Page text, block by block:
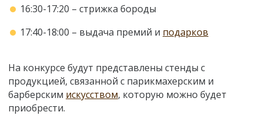
16:30-17:20 – стрижка бороды
17:40-18:00 – выдача премий и подарков
На конкурсе будут представлены стенды с
продукцией, связанной с парикмахерским и
барберским искусством, которую можно будет
приобрести.